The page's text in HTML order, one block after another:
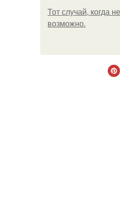
Тот случай, когда
возможно.